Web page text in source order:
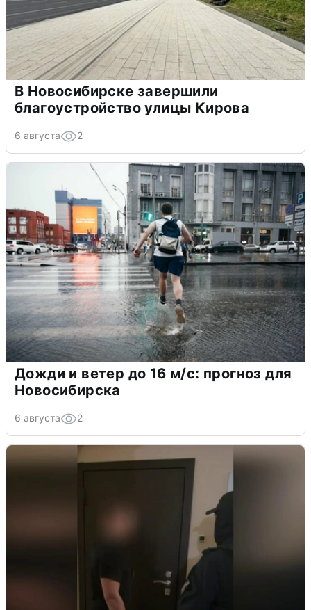
В Новосибирске завершили
благоустройство улицы Кирова
6 августа 2
Дожди и ветер до 16 м/с: прогноз для
Новосибирска
6 августа 2